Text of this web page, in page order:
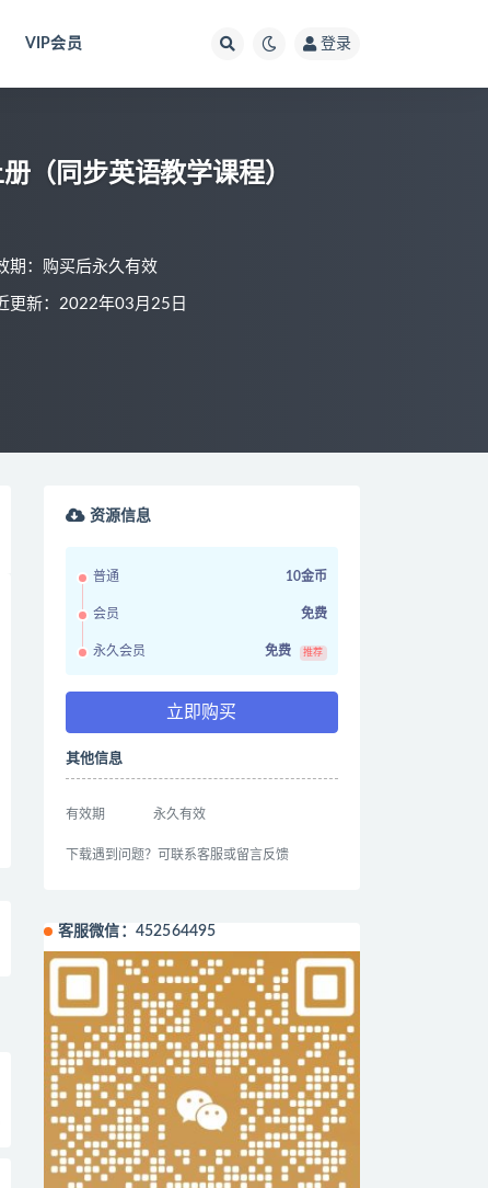
VIP会员 登录
（同步英语教学课程）
期：购买后永久有效
更新：2022年03月25日
资源信息
普通 10金币
会员 免费
永久会员 免费 推荐
立即购买
其他信息
有效期 永久有效
下载遇到问题？可联系客服或留言反馈
客服微信：452564495